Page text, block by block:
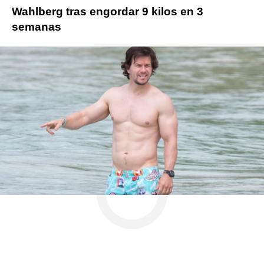
Wahlberg tras engordar 9 kilos en 3
semanas
Mark Wahlberg
ObjetivoTV » Cine